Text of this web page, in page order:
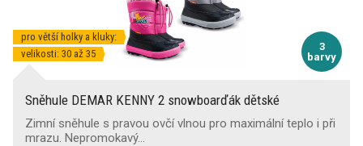
3
barvy
pro větší holky a kluky:
velikosti: 30 až 35
Sněhule DEMAR KENNY 2 snowboarďák dětské
Zimní sněhule s pravou ovčí vlnou pro maximální teplo i při
mrazu. Nepromokavý…